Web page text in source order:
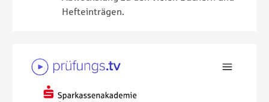
Hefteinträgen.